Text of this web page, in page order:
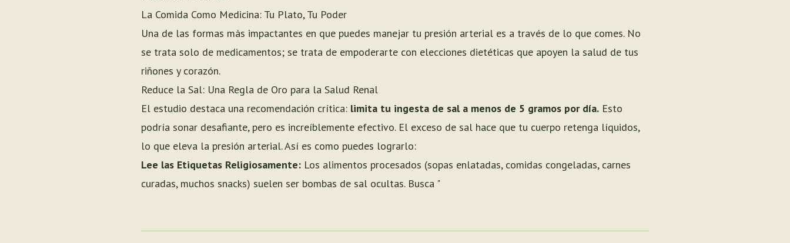
La Comida Como Medicina: Tu Plato, Tu Poder
Una de las formas más impactantes en que puedes manejar tu presión arterial es a través de lo que comes. No
se trata solo de medicamentos; se trata de empoderarte con elecciones dietéticas que apoyen la salud de tus
riñones y corazón.
Reduce la Sal: Una Regla de Oro para la Salud Renal
El estudio destaca una recomendación crítica: limita tu ingesta de sal a menos de 5 gramos por día. Esto
podría sonar desafiante, pero es increíblemente efectivo. El exceso de sal hace que tu cuerpo retenga líquidos,
lo que eleva la presión arterial. Así es como puedes lograrlo:
Lee las Etiquetas Religiosamente: Los alimentos procesados (sopas enlatadas, comidas congeladas, carnes
curadas, muchos snacks) suelen ser bombas de sal ocultas. Busca "